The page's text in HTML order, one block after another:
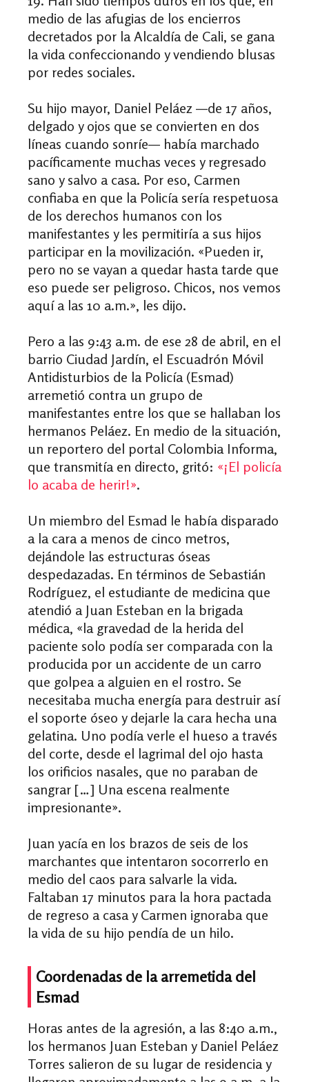
medio de las afugias de los encierros
decretados por la Alcaldía de Cali, se gana
la vida confeccionando y vendiendo blusas
por redes sociales.
Su hijo mayor, Daniel Peláez —de 17 años,
delgado y ojos que se convierten en dos
líneas cuando sonríe— había marchado
pacíficamente muchas veces y regresado
sano y salvo a casa. Por eso, Carmen
confiaba en que la Policía sería respetuosa
de los derechos humanos con los
manifestantes y les permitiría a sus hijos
participar en la movilización. «Pueden ir,
pero no se vayan a quedar hasta tarde que
eso puede ser peligroso. Chicos, nos vemos
aquí a las 10 a.m.», les dijo.
Pero a las 9:43 a.m. de ese 28 de abril, en el
barrio Ciudad Jardín, el Escuadrón Móvil
Antidisturbios de la Policía (Esmad)
arremetió contra un grupo de
manifestantes entre los que se hallaban los
hermanos Peláez. En medio de la situación,
un reportero del portal Colombia Informa,
que transmitía en directo, gritó: «¡El policía
lo acaba de herir!».
Un miembro del Esmad le había disparado
a la cara a menos de cinco metros,
dejándole las estructuras óseas
despedazadas. En términos de Sebastián
Rodríguez, el estudiante de medicina que
atendió a Juan Esteban en la brigada
médica, «la gravedad de la herida del
paciente solo podía ser comparada con la
producida por un accidente de un carro
que golpea a alguien en el rostro. Se
necesitaba mucha energía para destruir así
el soporte óseo y dejarle la cara hecha una
gelatina. Uno podía verle el hueso a través
del corte, desde el lagrimal del ojo hasta
los orificios nasales, que no paraban de
sangrar […] Una escena realmente
impresionante».
Juan yacía en los brazos de seis de los
marchantes que intentaron socorrerlo en
medio del caos para salvarle la vida.
Faltaban 17 minutos para la hora pactada
de regreso a casa y Carmen ignoraba que
la vida de su hijo pendía de un hilo.
Coordenadas de la arremetida del
Esmad
Horas antes de la agresión, a las 8:40 a.m.,
los hermanos Juan Esteban y Daniel Peláez
Torres salieron de su lugar de residencia y